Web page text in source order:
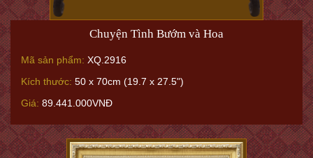
Chuyện Tình Bướm và Hoa
Mã sản phẩm: XQ.2916
Kích thước: 50 x 70cm (19.7 x 27.5")
Giá: 89.441.000VNĐ